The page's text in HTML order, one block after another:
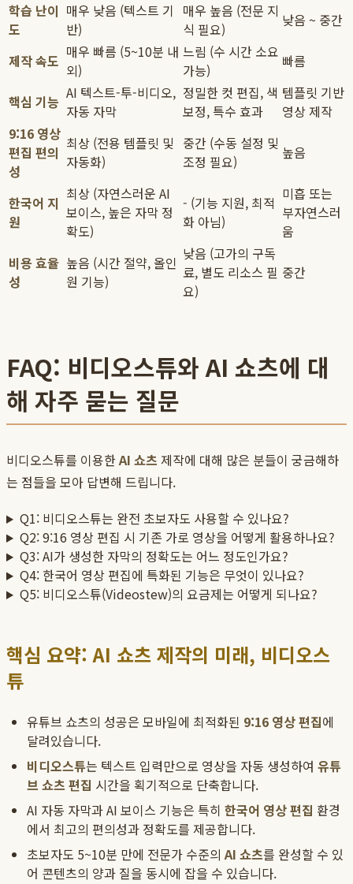
학습 난이
도
매우 낮음 (텍스트 기
반)
매우 높음 (전문 지
식 필요)
낮음 ~ 중간
제작 속도 매우 빠름 (5~10분 내
외)
느림 (수 시간 소요
가능)
빠름
핵심 기능 AI 텍스트-투-비디오,
자동 자막
정밀한 컷 편집, 색
보정, 특수 효과
템플릿 기반
영상 제작
9:16 영상
편집 편의
성
최상 (전용 템플릿 및
자동화)
중간 (수동 설정 및
조정 필요)
높음
한국어 지
원
최상 (자연스러운 AI
보이스, 높은 자막 정
확도)
- (기능 지원, 최적
화 아님)
미흡 또는
부자연스러
움
비용 효율
성
높음 (시간 절약, 올인
원 기능)
낮음 (고가의 구독
료, 별도 리소스 필
요)
중간
FAQ: 비디오스튜와 AI 쇼츠에 대
해 자주 묻는 질문
비디오스튜를 이용한AI 쇼츠 제작에 대해 많은 분들이 궁금해하
는 점들을 모아 답변해 드립니다.
Q1: 비디오스튜는 완전 초보자도 사용할 수 있나요?
Q2: 9:16 영상 편집 시 기존 가로 영상을 어떻게 활용하나요?
Q3: AI가 생성한 자막의 정확도는 어느 정도인가요?
Q4: 한국어 영상 편집에 특화된 기능은 무엇이 있나요?
Q5: 비디오스튜(Videostew)의 요금제는 어떻게 되나요?
핵심 요약: AI 쇼츠 제작의 미래, 비디오스
튜
유튜브 쇼츠의 성공은 모바일에 최적화된 9:16 영상 편집에
달려있습니다.
비디오스튜는 텍스트 입력만으로 영상을 자동 생성하여 유튜
브 쇼츠 편집 시간을 획기적으로 단축합니다.
AI 자동 자막과 AI 보이스 기능은 특히 한국어 영상 편집 환경
에서 최고의 편의성과 정확도를 제공합니다.
초보자도 5~10분 만에 전문가 수준의AI 쇼츠를 완성할 수 있
어 콘텐츠의 양과 질을 동시에 잡을 수 있습니다.